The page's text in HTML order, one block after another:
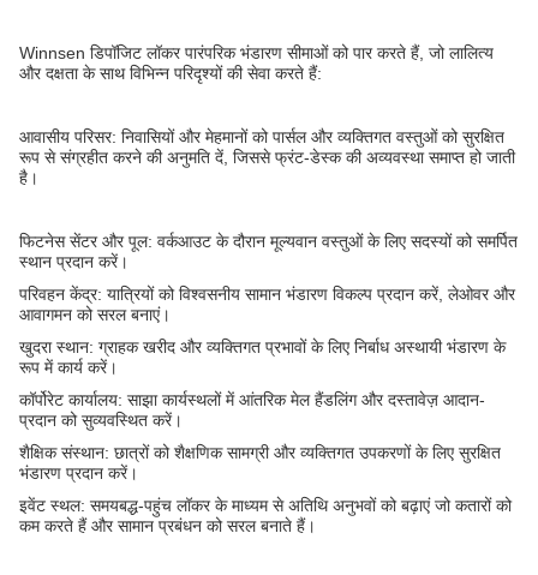
Winnsen डिपॉजिट लॉकर पारंपरिक भंडारण सीमाओं को पार करते हैं, जो लालित्य
और दक्षता के साथ विभिन्न परिदृश्यों की सेवा करते हैं:
आवासीय परिसर: निवासियों और मेहमानों को पार्सल और व्यक्तिगत वस्तुओं को सुरक्षित
रूप से संग्रहीत करने की अनुमति दें, जिससे फ्रंट-डेस्क की अव्यवस्था समाप्त हो जाती
है।
फिटनेस सेंटर और पूल: वर्कआउट के दौरान मूल्यवान वस्तुओं के लिए सदस्यों को समर्पित
स्थान प्रदान करें।
परिवहन केंद्र: यात्रियों को विश्वसनीय सामान भंडारण विकल्प प्रदान करें, लेओवर और
आवागमन को सरल बनाएं।
खुदरा स्थान: ग्राहक खरीद और व्यक्तिगत प्रभावों के लिए निर्बाध अस्थायी भंडारण के
रूप में कार्य करें।
कॉर्पोरेट कार्यालय: साझा कार्यस्थलों में आंतरिक मेल हैंडलिंग और दस्तावेज़ आदान-
प्रदान को सुव्यवस्थित करें।
शैक्षिक संस्थान: छात्रों को शैक्षणिक सामग्री और व्यक्तिगत उपकरणों के लिए सुरक्षित
भंडारण प्रदान करें।
इवेंट स्थल: समयबद्ध-पहुंच लॉकर के माध्यम से अतिथि अनुभवों को बढ़ाएं जो कतारों को
कम करते हैं और सामान प्रबंधन को सरल बनाते हैं।